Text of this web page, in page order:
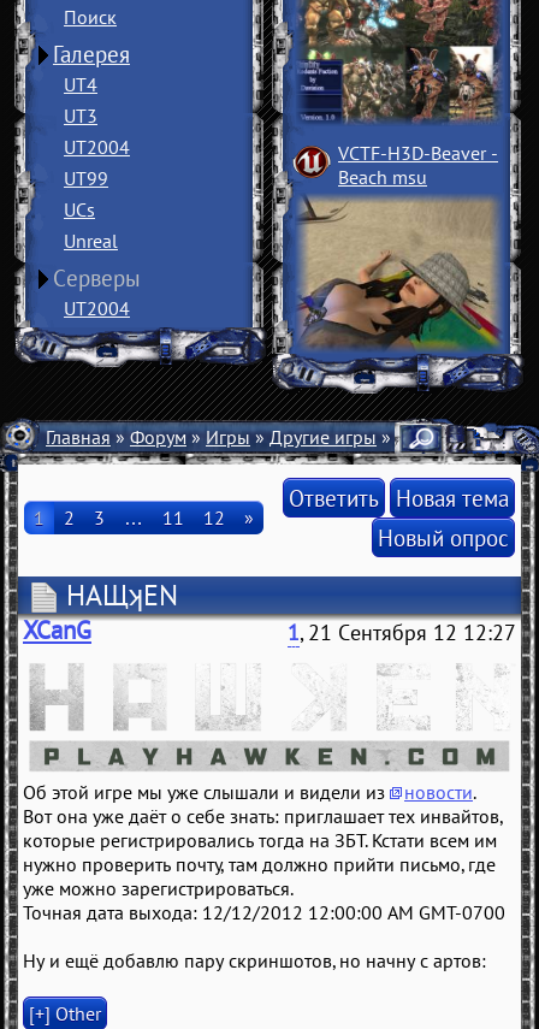
Поиск
Галерея
UT4
UT3
UT2004
UT99
UCs
Unreal
Серверы
UT2004
VCTF-H3D-Beaver ­
Beach msu
Главная»Форум»Игры»Другие игры» HAЩʞEN
1 2 3 … 11 12 »
Ответить Новая тема
Новый опрос
HAЩʞEN
XCanG 1, 21 Сентября 12 12:27
Об этой игре мы уже слышали и видели из новости.
Вот она уже даёт о себе знать: приглашает тех инвайтов,
которые регистрировались тогда на ЗБТ. Кстати всем им
нужно проверить почту, там должно прийти письмо, где
уже можно зарегистрироваться.
Точная дата выхода: 12/12/2012 12:00:00 AM GMT-0700
Ну и ещё добавлю пару скриншотов, но начну с артов: